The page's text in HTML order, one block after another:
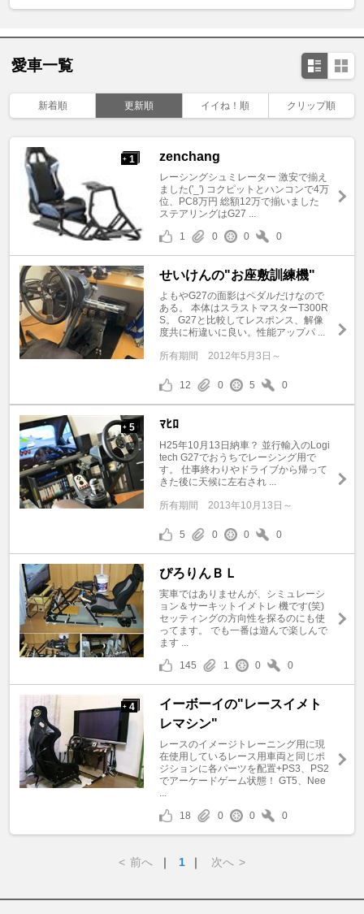
愛車一覧
新着順 更新順 イイね！順 クリップ順
+ 1 zenchang
レーシングシュミレーター 激安で揃え
ました('_') コクピットとハンコンで4万
位、PC8万円 総額12万で揃いました
ステアリングはG27 ...
1
0 0 0
せいけんの"お座敷訓練機"
よもやG27の面影はペダルだけなので
ある。 本体はスラストマスターT300R
S。 G27と比較してレスポンス、解像
度共に桁違いに良い。性能アップパ ...
所有期間 2012年5月3日～
12 0 5 0
+ 5 ﾏﾋﾛ
H25年10月13日納車？ 並行輸入のLogi
tech G27でおうちでレーシング用で
す。 仕事終わりやドライブから帰って
きた後に天候に左右され ...
所有期間 2013年10月13日～
5 0 0 0
ぴろりんＢＬ
実車ではありませんが、シミュレーシ
ョン＆サーキットイメトレ 機です(笑)
セッティングの方向性を探るのにも使
ってます。 でも一番は遊んで楽しんで
ます ...
145
1 0 0
+ 4
イーボーイの"レースイメト
レマシン"
レースのイメージトレーニング用に現
在使用しているレース用車両と同じポ
ジションに各パーツを配置+PS3、PS2
でアーケードゲーム状態！ GT5、Nee
...
18
0 0 0
< 前へ ｜ 1 ｜ 次へ >